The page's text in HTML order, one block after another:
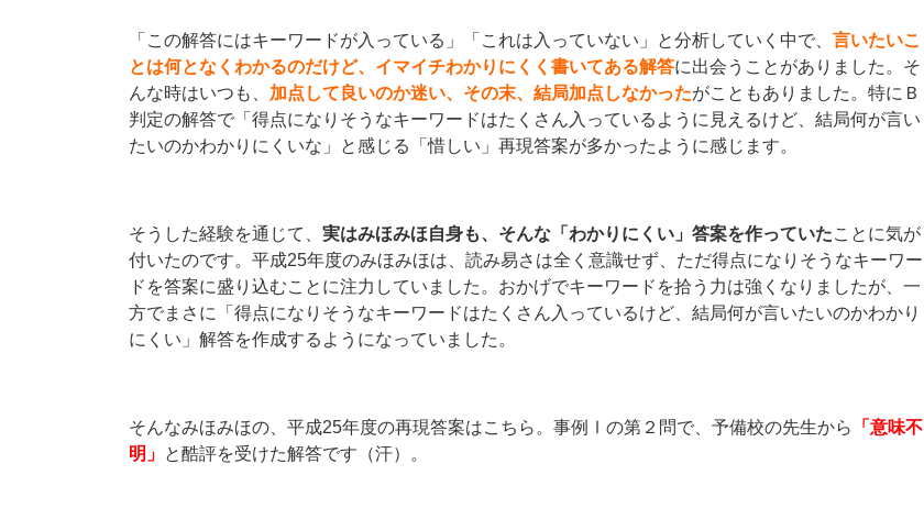
「この解答にはキーワードが入っている」「これは入っていない」と分析していく中で、 言いたいこ
とは何となくわかるのだけど、イマイチわかりにくく書いてある解答に出会うことがありました。そ
んな時はいつも、 加点して良いのか迷い、その末、結局加点しなかったがこともありました。特にＢ
判定の解答で「得点になりそうなキーワードはたくさん入っているように見えるけど、結局何が言い
たいのかわかりにくいな」と感じる「惜しい」再現答案が多かったように感じます。
そうした経験を通じて、 実はみほみほ自身も、そんな「わかりにくい」答案を作っていたことに気が
付いたのです。平成25年度のみほみほは、読み易さは全く意識せず、ただ得点になりそうなキーワー
ドを答案に盛り込むことに注力していました。おかげでキーワードを拾う力は強くなりましたが、一
方でまさに「得点になりそうなキーワードはたくさん入っているけど、結局何が言いたいのかわかり
にくい」解答を作成するようになっていました。
そんなみほみほの、平成25年度の再現答案はこちら。事例Ⅰの第２問で、予備校の先生から
「意味不
明」 と酷評を受けた解答です（汗）。